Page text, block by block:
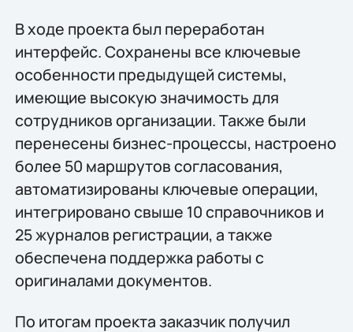
В ходе проекта был переработан
интерфейс. Сохранены все ключевые
особенности предыдущей системы,
имеющие высокую значимость для
сотрудников организации. Также были
перенесены бизнес-процессы, настроено
более 50 маршрутов согласования,
автоматизированы ключевые операции,
интегрировано свыше 10 справочников и
25 журналов регистрации, а также
обеспечена поддержка работы с
оригиналами документов.
По итогам проекта заказчик получил